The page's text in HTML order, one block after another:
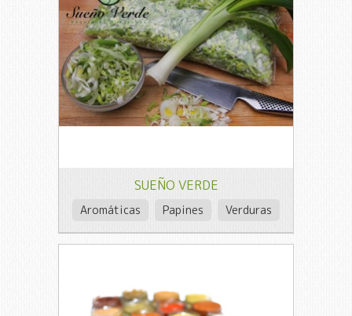
SUEÑO VERDE
Aromáticas Papines Verduras